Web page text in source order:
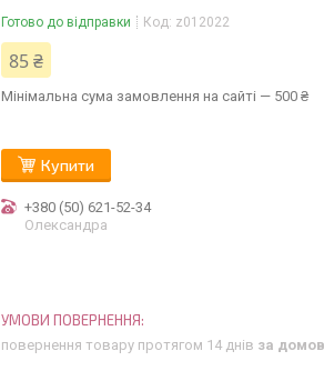
Готово до відправки Код: z012022
85 ₴
Мінімальна сума замовлення на сайті — 500 ₴
Купити
+380 (50) 621-52-34
Олександра
повернення товару протягом 14 днів за